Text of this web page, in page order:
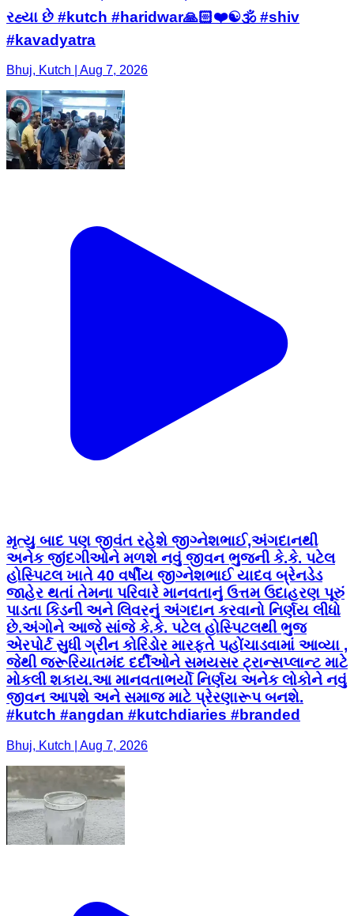
રહ્યા છે #kutch #haridwar🙏🏻❤️☯🕉 #shiv
#kavadyatra
Bhuj, Kutch | Aug 7, 2026
મૃત્યુ બાદ પણ જીવંત રહેશે જીગ્નેશભાઈ,અંગદાનથી
અનેક જીંદગીઓને મળશે નવું જીવન ભુજની કે.કે. પટેલ
હોસ્પિટલ ખાતે 40 વર્ષીય જીગ્નેશભાઈ યાદવ બ્રેનડેડ
જાહેર થતાં તેમના પરિવારે માનવતાનું ઉત્તમ ઉદાહરણ પૂરું
પાડતા કિડની અને લિવરનું અંગદાન કરવાનો નિર્ણય લીધો
છે.અંગોને આજે સાંજે કે.કે. પટેલ હોસ્પિટલથી ભુજ
એરપોર્ટ સુધી ગ્રીન કોરિડોર મારફતે પહોંચાડવામાં આવ્યા ,
જેથી જરૂરિયાતમંદ દર્દીઓને સમયસર ટ્રાન્સપ્લાન્ટ માટે
મોકલી શકાય.આ માનવતાભર્યો નિર્ણય અનેક લોકોને નવું
જીવન આપશે અને સમાજ માટે પ્રેરણારૂપ બનશે.
#kutch #angdan #kutchdiaries #branded
Bhuj, Kutch | Aug 7, 2026